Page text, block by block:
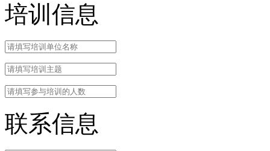
培训信息
联系信息